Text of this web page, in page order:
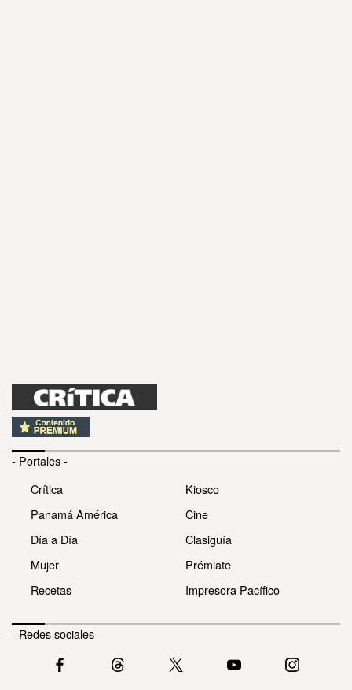
- Portales -
Crítica
Panamá América
Día a Día
Mujer
Recetas
Kiosco
Cine
Clasiguía
Prémiate
Impresora Pacífico
- Redes sociales -